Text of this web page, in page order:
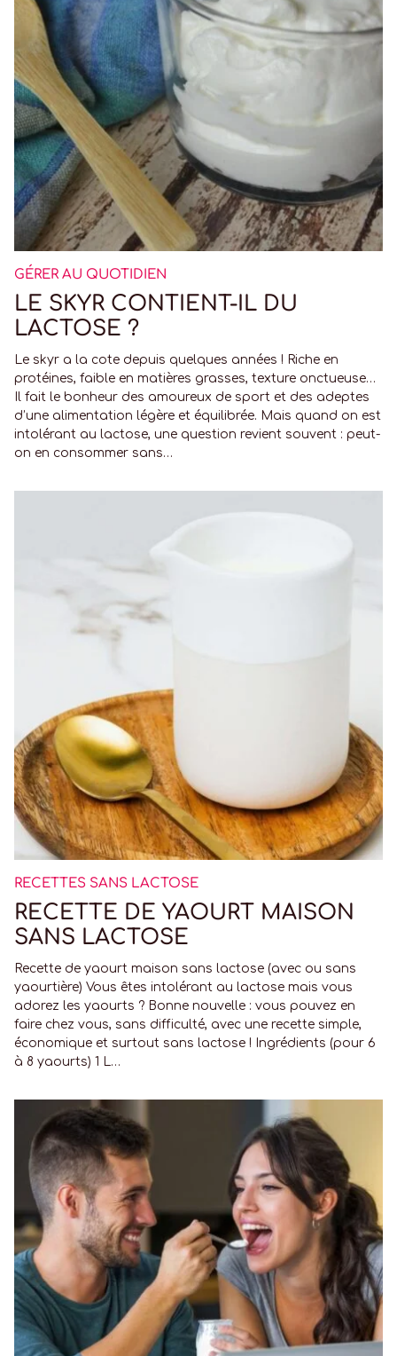
GÉRER AU QUOTIDIEN
LE SKYR CONTIENT-IL DU
LACTOSE ?
Le skyr a la cote depuis quelques années ! Riche en
protéines, faible en matières grasses, texture onctueuse…
Il fait le bonheur des amoureux de sport et des adeptes
d’une alimentation légère et équilibrée. Mais quand on est
intolérant au lactose, une question revient souvent : peut-
on en consommer sans…
RECETTES SANS LACTOSE
RECETTE DE YAOURT MAISON
SANS LACTOSE
Recette de yaourt maison sans lactose (avec ou sans
yaourtière) Vous êtes intolérant au lactose mais vous
adorez les yaourts ? Bonne nouvelle : vous pouvez en
faire chez vous, sans difficulté, avec une recette simple,
économique et surtout sans lactose ! Ingrédients (pour 6
à 8 yaourts) 1 L…